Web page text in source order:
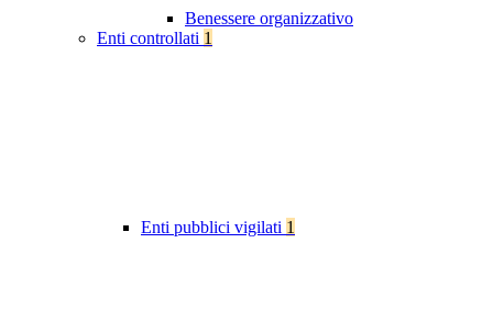
Benessere organizzativo
Enti controllati 1
Enti pubblici vigilati 1